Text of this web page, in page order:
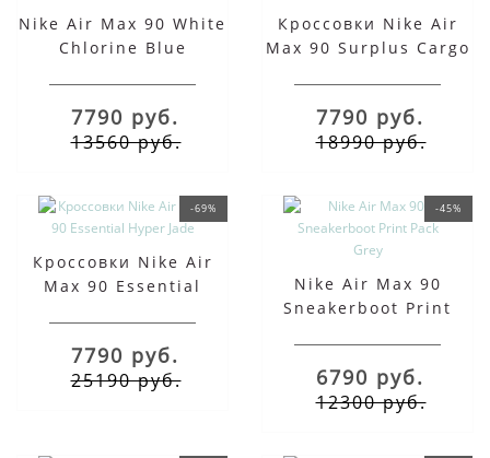
Nike Air Max 90 White
Chlorine Blue
7790 руб.
13560 руб.
Кроссовки Nike Air
Max 90 Surplus Cargo
7790 руб.
18990 руб.
-69%
Кроссовки Nike Air
Max 90 Essential
7790 руб.
25190 руб.
-45%
Nike Air Max 90
Sneakerboot Print
6790 руб.
12300 руб.